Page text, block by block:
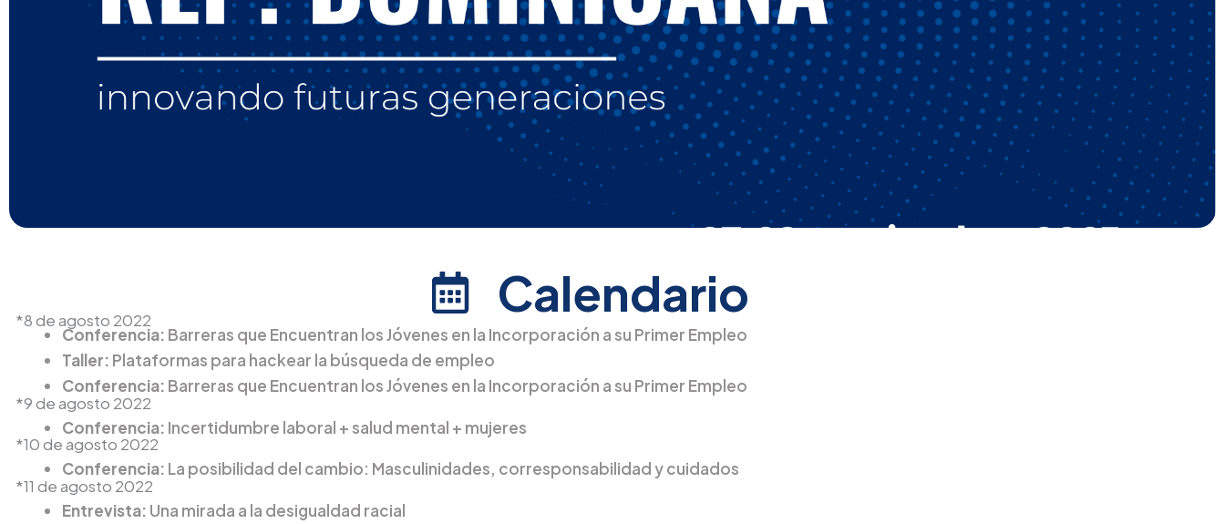
Calendario
*8 de agosto 2022
Conferencia: Barreras que Encuentran los Jóvenes en la Incorporación a su Primer Empleo
Taller: Plataformas para hackear la búsqueda de empleo
Conferencia: Barreras que Encuentran los Jóvenes en la Incorporación a su Primer Empleo
*9 de agosto 2022
Conferencia: Incertidumbre laboral + salud mental + mujeres
*10 de agosto 2022
Conferencia: La posibilidad del cambio: Masculinidades, corresponsabilidad y cuidados
*11 de agosto 2022
Entrevista: Una mirada a la desigualdad racial